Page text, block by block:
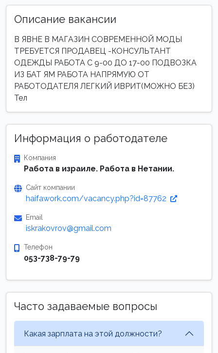
Описание вакансии
В ЯВНЕ В МАГАЗИН СОВРЕМЕННОЙ МОДЫ
ТРЕБУЕТСЯ ПРОДАВЕЦ -КОНСУЛЬТАНТ
ОДЕЖДЫ РАБОТА С 9-00 ДО 17-00 ПОДВОЗКА
ИЗ БАТ ЯМ РАБОТА НАПРЯМУЮ ОТ
РАБОТОДАТЕЛЯ ЛЕГКИЙ ИВРИТ(МОЖНО БЕЗ)
Тел
Информация о работодателе
Компания
Работа в израиле. Работа в Нетании.
Сайт компании
haifawork.com/vacancy.php?id=87762
Email
iskrakovrov@gmail.com
Телефон
053-738-79-79
Часто задаваемые вопросы
Какая зарплата на этой должности?